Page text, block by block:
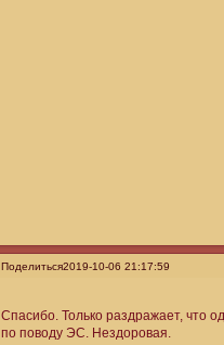
Поделиться2019-10-06 21:17:59
Спасибо. Только раздражает, что
по поводу ЭС. Нездоровая.